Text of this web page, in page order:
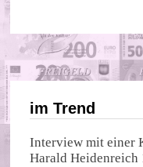
im Trend
Interview mit einer
Harald Heidenreich